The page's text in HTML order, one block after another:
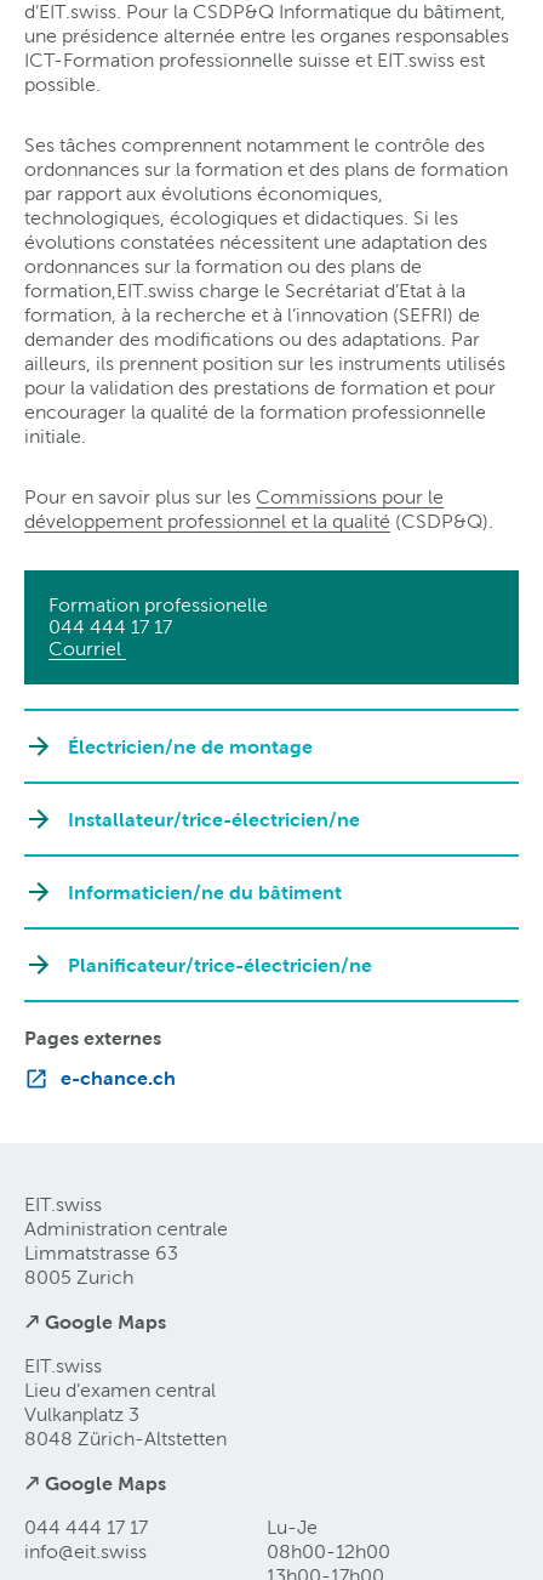
d’EIT.swiss. Pour la CSDP&Q Informatique du bâtiment,
une présidence alternée entre les organes responsables
ICT-Formation professionnelle suisse et EIT.swiss est
possible.
Ses tâches comprennent notamment le contrôle des
ordonnances sur la formation et des plans de formation
par rapport aux évolutions économiques,
technologiques, écologiques et didactiques. Si les
évolutions constatées nécessitent une adaptation des
ordonnances sur la formation ou des plans de
formation,EIT.swiss charge le Secrétariat d’Etat à la
formation, à la recherche et à l’innovation (SEFRI) de
demander des modifications ou des adaptations. Par
ailleurs, ils prennent position sur les instruments utilisés
pour la validation des prestations de formation et pour
encourager la qualité de la formation professionnelle
initiale.
Pour en savoir plus sur les Commissions pour le
développement professionnel et la qualité (CSDP&Q).
Formation professionelle
044 444 17 17
Courriel
Électricien/ne de montage
Installateur/trice-électricien/ne
Informaticien/ne du bâtiment
Planificateur/trice-électricien/ne
Pages externes
e-chance.ch
EIT.swiss
Administration centrale
Limmatstrasse 63
8005 Zurich
↗ Google Maps
EIT.swiss
Lieu d’examen central
Vulkanplatz 3
8048 Zürich-Altstetten
↗ Google Maps
044 444 17 17
info@eit swiss
Lu-Je
08h00-12h00
13h00-17h00